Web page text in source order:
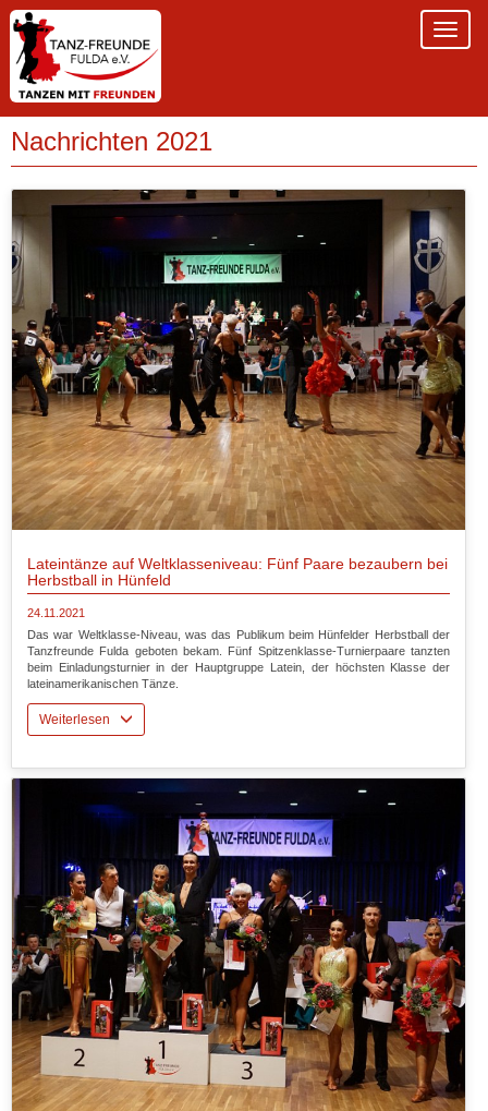
Nachrichten 2021
Lateintänze auf Weltklasseniveau: Fünf Paare bezaubern bei
Herbstball in Hünfeld
24.11.2021
Das war Weltklasse-Niveau, was das Publikum beim Hünfelder Herbstball der
Tanzfreunde Fulda geboten bekam. Fünf Spitzenklasse-Turnierpaare tanzten
beim Einladungsturnier in der Hauptgruppe Latein, der höchsten Klasse der
lateinamerikanischen Tänze.
Weiterlesen